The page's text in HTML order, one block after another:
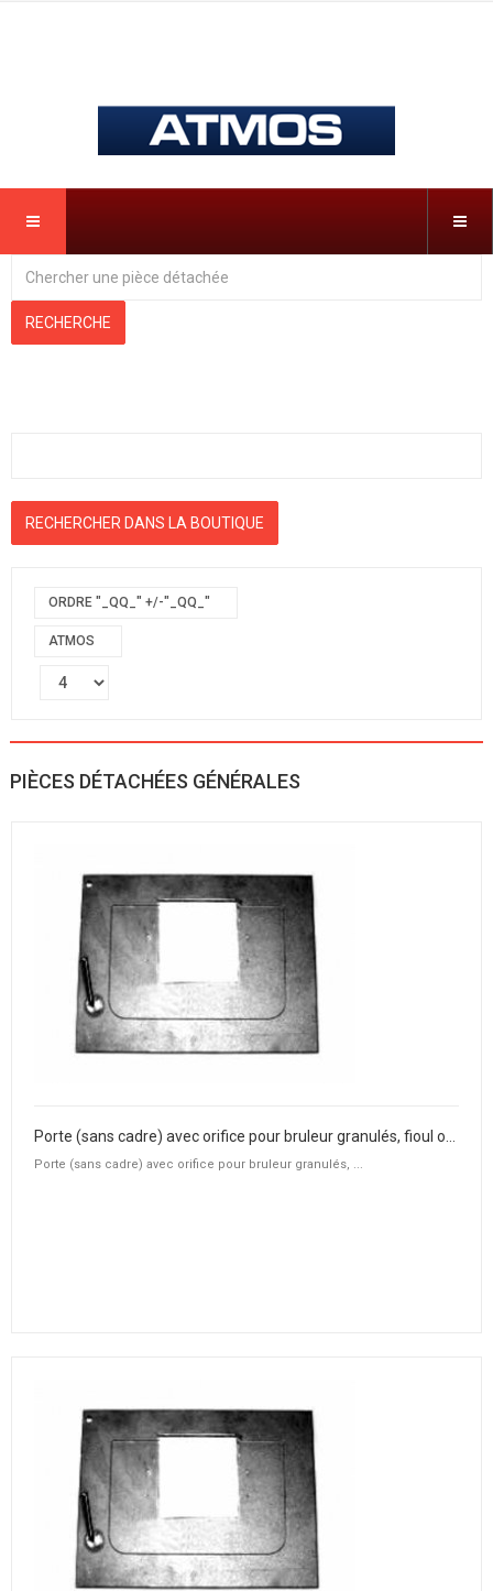
ORDRE "_QQ_" +/-"_QQ_"
ATMOS
PIÈCES DÉTACHÉES GÉNÉRALES
Porte (sans cadre) avec orifice pour bruleur granulés, ...